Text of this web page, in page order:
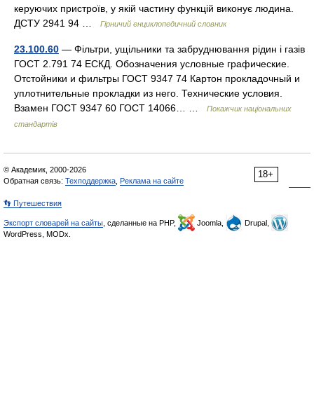
керуючих пристроїв, у якій частину функцій виконує людина.
ДСТУ 2941 94 …
Гірничий енциклопедичний словник
23.100.60 — Фільтри, ущільники та забруднювання рідин і газів
ГОСТ 2.791 74 ЕСКД. Обозначения условные графические.
Отстойники и фильтры ГОСТ 9347 74 Картон прокладочный и
уплотнительные прокладки из него. Технические условия.
Взамен ГОСТ 9347 60 ГОСТ 14066… …
Покажчик національних
стандартів
18+
© Академик, 2000-2026
Обратная связь: Техподдержка Реклама на сайте
👣 Путешествия
Экспорт словарей на сайты , сделанные на PHP, Joomla,
Drupal,
WordPress, MODx.